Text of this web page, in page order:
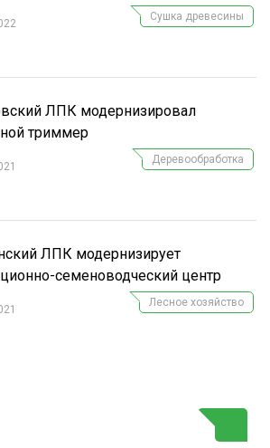
Сушка древесины
ЛПК модернизировал
триммер
Деревообработка
ЛПК модернизирует
семеноводческий центр
Лесное хозяйство